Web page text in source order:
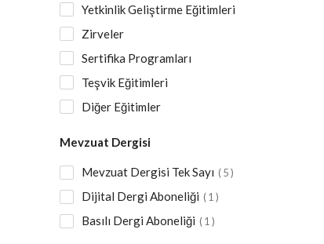
Yetkinlik Geliştirme Eğitimleri
Zirveler
Sertifika Programları
Teşvik Eğitimleri
Diğer Eğitimler
Mevzuat Dergisi
Mevzuat Dergisi Tek Sayı 5
Dijital Dergi Aboneliği 1
Basılı Dergi Aboneliği 1